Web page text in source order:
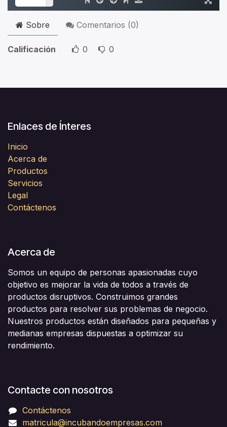
Sobre Comentarios (0)
Calificación 0 0
Enlaces de Ínteres
Inicio
Acerca de
Productos
Servicios
Legal
Contáctenos
Acerca de
Somos un equipo de personas apasionadas cuyo
objetivo es mejorar la vida de todos a través de
productos disruptivos. Construimos grandes
productos para resolver sus problemas de negocio.
Nuestros productos están diseñados para pequeñas y
medianas empresas dispuestas a optimizar su
rendimiento.
Contacte con nosotros
Contáctenos
matricula@incubandoempresas.com